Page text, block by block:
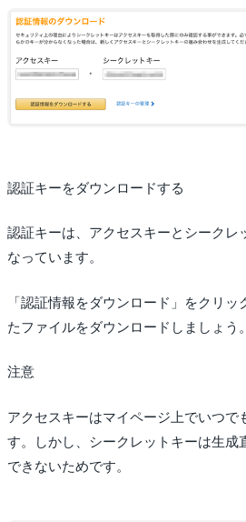
認証キーをダウンロードする
認証キーは、アクセスキーとシークレ
なっています。
「認証情報をダウンロード」をクリ
たファイルをダウンロードしましょう。
注意
アクセスキーはマイページ上でいつで
す。しかし、シークレットキーは生成
できないためです。